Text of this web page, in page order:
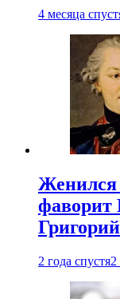
4 месяца
Женился
фаворит
2 года спустя2